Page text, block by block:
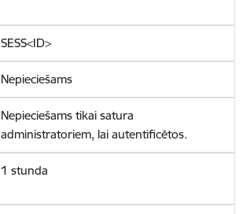
SESS<ID>
Nepieciešams
Nepieciešams tikai satura
administratoriem, lai autentificētos.
1 stunda